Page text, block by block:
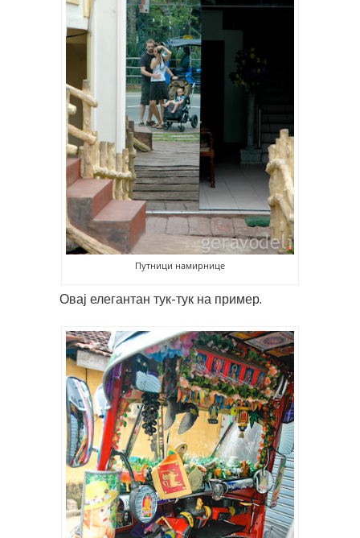
Путници намирнице
Овај елегантан тук-тук на пример.